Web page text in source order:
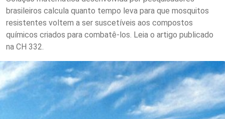
brasileiros calcula quanto tempo leva para que mosquitos
resistentes voltem a ser suscetíveis aos compostos
químicos criados para combatê-los. Leia o artigo publicado
na CH 332.